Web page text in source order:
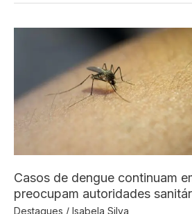
diagnóstico
Casos de dengue continuam
preocupam autoridades
Destaques / Isabela Silva